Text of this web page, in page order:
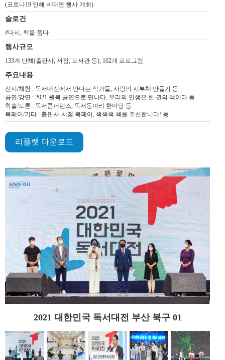
(코로나19 인해 비대면 행사 개최)
슬로건
#다시, 책을 품다
행사규모
133개 단체(출판사, 서점, 도서관 등), 162개 프로그램
주요내용
전시/체험 : 독서대전에서 만나는 작가들, 사랑의 시부채 만들기 등
공연/강연 : 2021 원북 공연으로 만나다, 우리의 인생은 한 권의 책이다 등
학술/토론 : 독서콘퍼런스, 독서동아리 한마당 등
북페어/기타 : 출판사·서점 북페어, 책책책 책을 추천합니다! 등
리플렛 다운로드
2021 대한민국 독서대전 부산 북구 01